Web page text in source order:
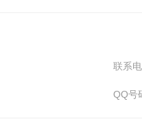
联系
QQ号